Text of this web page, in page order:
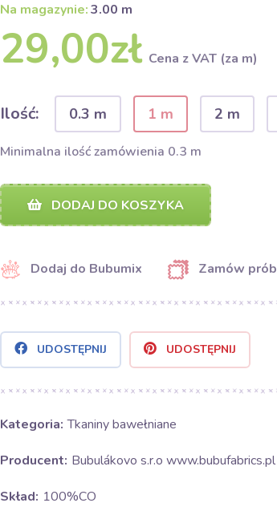
Na magazynie:3.00 m
29,00zł Cena z VAT (za m)
Ilość: 0.3 m 1 m 2 m
Minimalna ilość zamówienia 0.3 m
DODAJ DO KOSZYKA
Dodaj do Bubumix Zamów
UDOSTĘPNIJ UDOSTĘPNIJ
Kategoria: Tkaniny bawełniane
Producent: Bubulákovo s.r.o www.bubufabrics.pl
Skład: 100%CO